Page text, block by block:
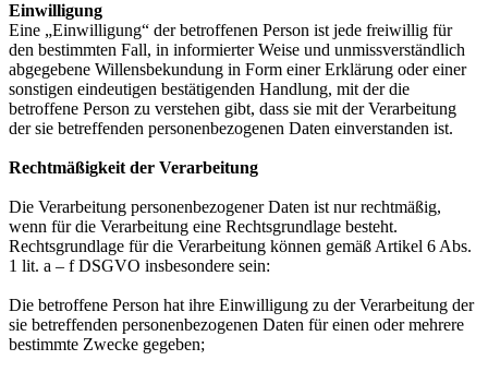
Einwilligung
Eine „Einwilligung“ der betroffenen Person ist jede freiwillig für
den bestimmten Fall, in informierter Weise und unmissverständlich
abgegebene Willensbekundung in Form einer Erklärung oder einer
sonstigen eindeutigen bestätigenden Handlung, mit der die
betroffene Person zu verstehen gibt, dass sie mit der Verarbeitung
der sie betreffenden personenbezogenen Daten einverstanden ist.
Rechtmäßigkeit der Verarbeitung
Die Verarbeitung personenbezogener Daten ist nur rechtmäßig,
wenn für die Verarbeitung eine Rechtsgrundlage besteht.
Rechtsgrundlage für die Verarbeitung können gemäß Artikel 6 Abs.
1 lit. a – f DSGVO insbesondere sein:
Die betroffene Person hat ihre Einwilligung zu der Verarbeitung der
sie betreffenden personenbezogenen Daten für einen oder mehrere
bestimmte Zwecke gegeben;